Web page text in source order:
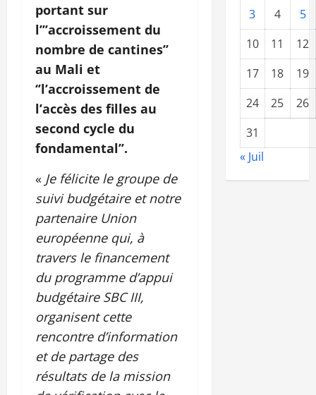
portant sur
l’’’accroissement du
nombre de cantines’’
au Mali et
‘’l’accroissement de
l’accès des filles au
second cycle du
fondamental’’.
« Je félicite le groupe de
suivi budgétaire et notre
partenaire Union
européenne qui, à
travers le financement
du programme d’appui
budgétaire SBC III,
organisent cette
rencontre d’information
et de partage des
résultats de la mission
3 4
5
10
11
12
17
18
19
24
25
26
31
« Juil